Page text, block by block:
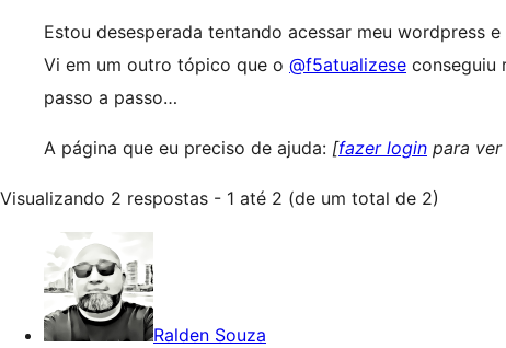
Estou desesperada tentando acessar meu wordpress
Vi em um outro tópico que o @f5atualizese conseguiu
passo a passo…
A página que eu preciso de ajuda: [fazer login para
Visualizando 2 respostas - 1 até 2 (de um total de 2)
Ralden Souza